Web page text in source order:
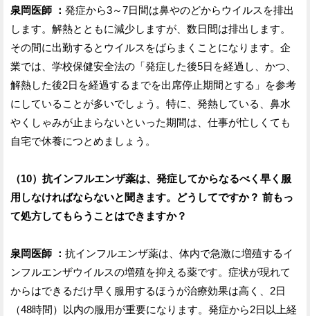
泉岡医師 ： 発症から3～7日間は鼻やのどからウイルスを排出
します。解熱とともに減少しますが、数日間は排出します。
その間に出勤するとウイルスをばらまくことになります。企
業では、学校保健安全法の「発症した後5日を経過し、かつ、
解熱した後2日を経過するまでを出席停止期間とする」を参考
にしていることが多いでしょう。特に、発熱している、鼻水
やくしゃみが止まらないといった期間は、仕事が忙しくても
自宅で休養につとめましょう。
（10）抗インフルエンザ薬は、発症してからなるべく早く服
用しなければならないと聞きます。どうしてですか？ 前もっ
て処方してもらうことはできますか？
泉岡医師 ： 抗インフルエンザ薬は、体内で急激に増殖するイ
ンフルエンザウイルスの増殖を抑える薬です。症状が現れて
からはできるだけ早く服用するほうが治療効果は高く、2日
（48時間）以内の服用が重要になります。発症から2日以上経